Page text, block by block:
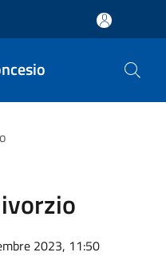
2023, 11:50